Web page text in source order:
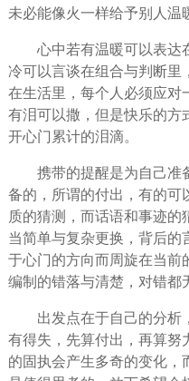
未必能像火一样给予别人 温
心中若有温暖可以表达
冷可以言谈在组合与判断里
在生活里，每个人必须应对
有泪可以撒，但是快乐的方
开心门累计的泪滴。
携带的提醒是为自己准
备的，所谓的付出，有的可
质的猜测，而话语和事迹的
当简单与复杂更换，背后的
于心门的方向而周旋在当前
编制的错落与清楚，对错都
出发点在于自己的分析
有得失，先算付出，再算努
的固执会产生多奇的变化，